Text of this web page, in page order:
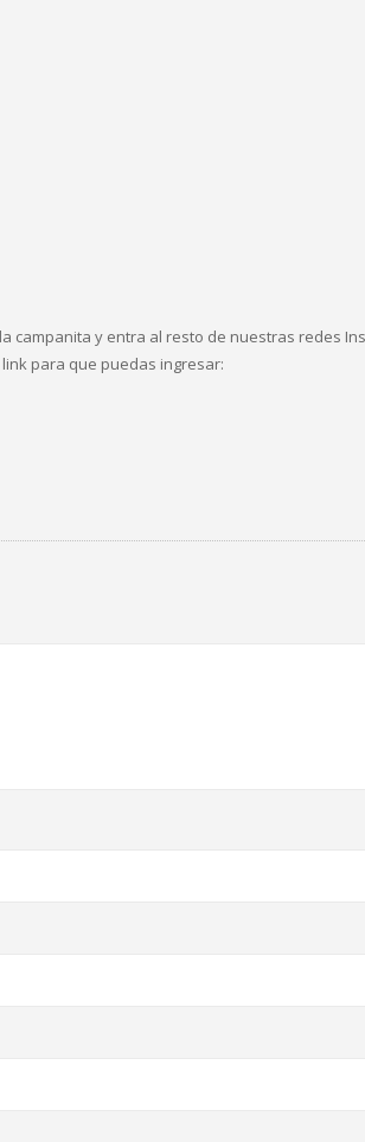
y entra al resto de nuestras redes
para que puedas ingresar: